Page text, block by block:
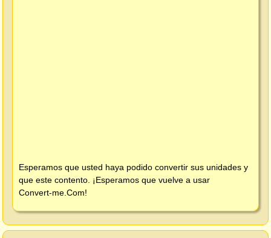
Esperamos que usted haya podido convertir sus unidades y
que este contento. ¡Esperamos que vuelve a usar
Convert-me.Com!